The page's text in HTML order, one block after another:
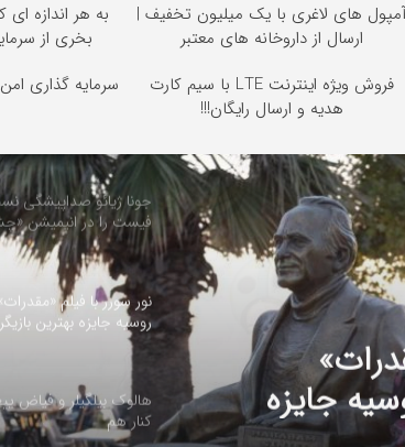
های لاغری با یک میلیون تخفیف |
ارسال از داروخانه های معتبر
به هر اندازه
بخری از
فروش ویژه اینترنت LTE با سیم کارت
هدیه و ارسال رایگان!!!
سرمایه گذاری
ییعیت در
جونا ژیائو صداپیشگی
فیست را در انیمیشن
گرفت
روسیه جایزه بهترین
هالوک بیلگیلر و فیاض
کنار هم